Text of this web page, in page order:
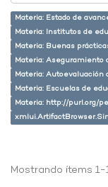
Materia: Estado de
Materia: Institutos de
Materia: Buenas
Materia: Aseguramiento
Materia: Autoevaluación
Materia: Escuelas de
Materia: http://purl.org/
Mostrando ítems 1-